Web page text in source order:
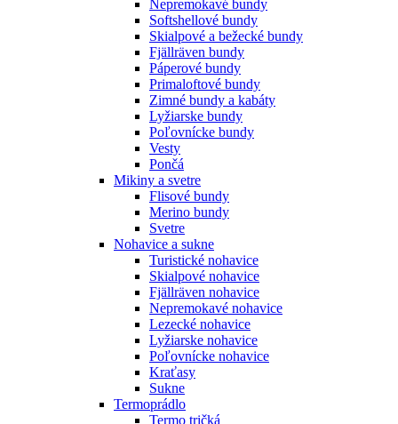
Nepremokavé bundy
Softshellové bundy
Skialpové a bežecké bundy
Fjällräven bundy
Páperové bundy
Primaloftové bundy
Zimné bundy a kabáty
Lyžiarske bundy
Poľovnícke bundy
Vesty
Pončá
Mikiny a svetre
Flisové bundy
Merino bundy
Svetre
Nohavice a sukne
Turistické nohavice
Skialpové nohavice
Fjällräven nohavice
Nepremokavé nohavice
Lezecké nohavice
Lyžiarske nohavice
Poľovnícke nohavice
Kraťasy
Sukne
Termoprádlo
Termo tričká